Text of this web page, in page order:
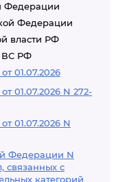
Федерации
Федерации
власти РФ
ВС РФ
01.07.2026
01.07.2026 N 272-
01.07.2026 N
Федерации N
связанных с
категорий